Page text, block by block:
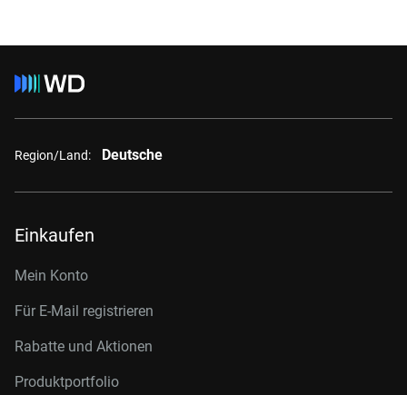
Region/Land: Deutsche
Einkaufen
Mein Konto
Für E-Mail registrieren
Rabatte und Aktionen
Produktportfolio